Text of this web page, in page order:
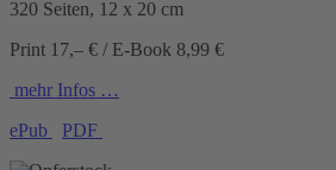
320 Seiten, 12 x 20 cm
Print 17,– € / E-Book 8,99 €
mehr Infos …
ePub
PDF